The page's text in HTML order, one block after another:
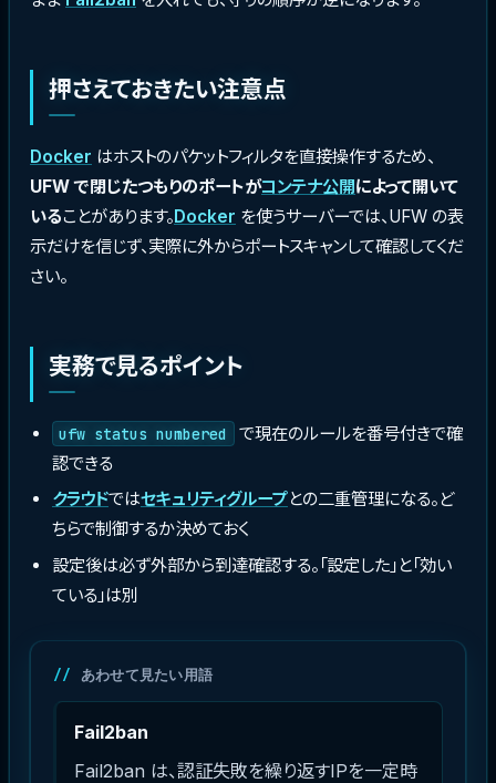
押さえておきたい注意点
Docker はホストのパケットフィルタを直接操作するため、
UFW で閉じたつもりのポートがコンテナ公開によって開いて
いることがあります。Docker を使うサーバーでは、UFW の表
示だけを信じず、実際に外からポートスキャンして確認してくだ
さい。
実務で見るポイント
ufw status numbered
で現在のルールを番号付きで確
認できる
クラウドではセキュリティグループとの二重管理になる。ど
ちらで制御するか決めておく
設定後は必ず外部から到達確認する。「設定した」と「効い
ている」は別
あわせて見たい用語
Fail2ban
Fail2ban は、認証失敗を繰り返すIPを一定時